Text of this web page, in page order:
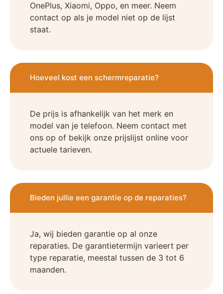
OnePlus, Xiaomi, Oppo, en meer. Neem
contact op als je model niet op de lijst
staat.
Hoeveel kost een schermreparatie?
De prijs is afhankelijk van het merk en
model van je telefoon. Neem contact met
ons op of bekijk onze prijslijst online voor
actuele tarieven.
Bieden jullie een garantie op de reparaties?
Ja, wij bieden garantie op al onze
reparaties. De garantietermijn varieert per
type reparatie, meestal tussen de 3 tot 6
maanden.